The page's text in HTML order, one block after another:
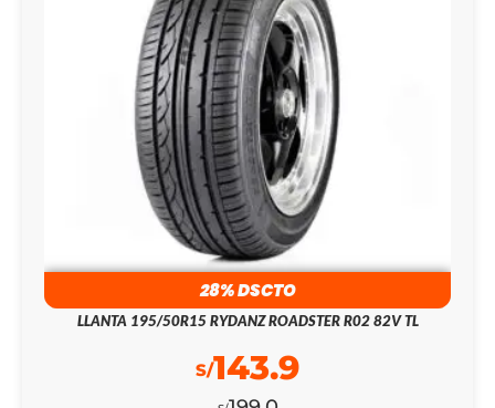
28% DSCTO
LLANTA 195/50R15 RYDANZ ROADSTER R02 82V TL
S/199.0
S/143.9